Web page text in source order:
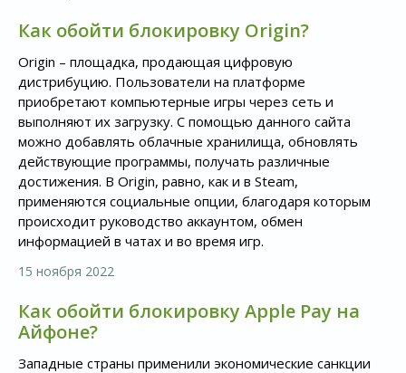
Как обойти блокировку Origin?
Origin – площадка, продающая цифровую
дистрибуцию. Пользователи на платформе
приобретают компьютерные игры через сеть и
выполняют их загрузку. С помощью данного сайта
можно добавлять облачные хранилища, обновлять
действующие программы, получать различные
достижения. В Origin, равно, как и в Steam,
применяются социальные опции, благодаря которым
происходит руководство аккаунтом, обмен
информацией в чатах и во время игр.
15 ноября 2022
Как обойти блокировку Apple Pay на
Айфоне?
Западные страны применили экономические санкции